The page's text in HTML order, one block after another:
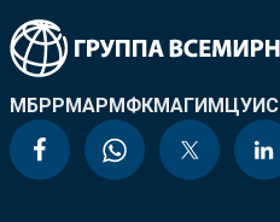
МБРРМАРМФКМАГИМЦУИС